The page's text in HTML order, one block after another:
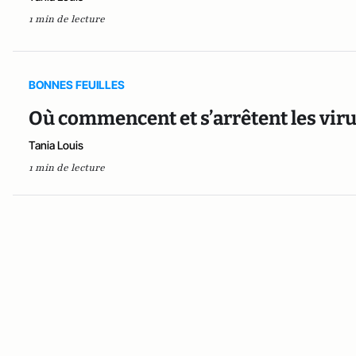
1 min de lecture
BONNES FEUILLES
Où commencent et s’arrêtent les
Tania Louis
1 min de lecture